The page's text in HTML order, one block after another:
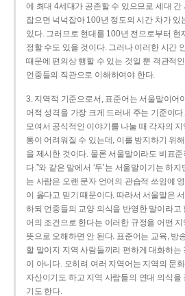
에 최대 4세대가 공존할 수 있으므로 세대 간
잡으면 넉넉잡아 100년 정도의 시간 차가 있
있다. 그러므로 현대를 100년 전으로부터 현
정할 수도 있을 것이다. 그러나 이러한 시간
때문에 편의상 행할 수 있는 것일 뿐 객관적인
언중들의 직관으로 이해하여야 한다.
3. 지역적 기준으로서, 표준어는 서울말이어
어적 성격을 가장 크게 드러내 주는 기준이다
모여서 공식적인 이야기를 나눌 때 각자의
통이 어려워질 수 있는데, 이를 방지하기 위
을 제시한 것이다. 물론 서울말이라도 비표
다.”와 같은 말에서 ‘두’는 서울말이기는 하
는 사람은 오랜 문자 언어의 관습적 쓰임에 영
이 옳다고 믿기 때문이다. 따라서 서울말은
하되 언중들의 교양 의식을 반영한 말이라고
어의 조건으로 한다는 이러한 규정을 어떤
뜻으로 오해하면 안 된다. 표준어는 교육, 방
할 말이지 지역 사람들끼리 편하게 대화하는
이 아니다. 오히려 여러 지역어는 지역의 문
자산이기도 하고 지역 사람들의 연대 의식을
기도 한다.